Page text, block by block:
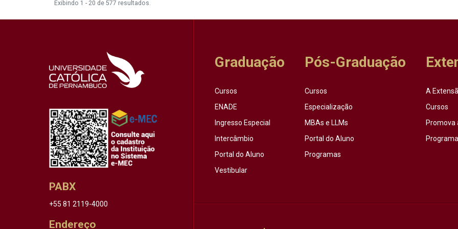
Exibindo 1 - 20 de 577 resultados.
PABX
+55 81 2119-4000
Endereço
Graduação
Cursos
ENADE
Ingresso Especial
Intercâmbio
Portal do Aluno
Vestibular
Pós-Graduação
Cursos
Especialização
MBAs e LLMs
Portal do Aluno
Programas
A
Cursos
Promova